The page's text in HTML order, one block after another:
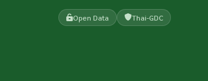
Open Data Thai-GDC